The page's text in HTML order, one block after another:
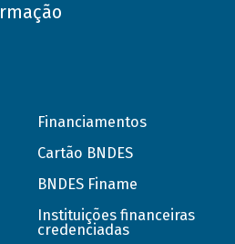
Financiamentos
Cartão BNDES
BNDES Finame
Instituições financeiras
credenciadas